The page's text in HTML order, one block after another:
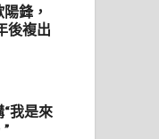
鋒，
後複出
我是來